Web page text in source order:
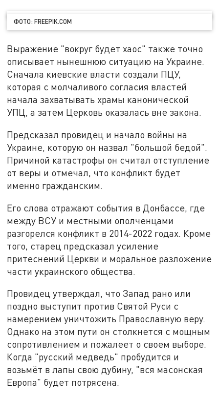
ФОТО: FREEPIK.COM
Выражение "вокруг будет хаос" также точно
описывает нынешнюю ситуацию на Украине.
Сначала киевские власти создали ПЦУ,
которая с молчаливого согласия властей
начала захватывать храмы канонической
УПЦ, а затем Церковь оказалась вне закона.
Предсказал провидец и начало войны на
Украине, которую он назвал "большой бедой".
Причиной катастрофы он считал отступление
от веры и отмечал, что конфликт будет
именно гражданским.
Его слова отражают события в Донбассе, где
между ВСУ и местными ополченцами
разгорелся конфликт в 2014-2022 годах. Кроме
того, старец предсказал усиление
притеснений Церкви и моральное разложение
части украинского общества.
Провидец утверждал, что Запад рано или
поздно выступит против Святой Руси с
намерением уничтожить Православную веру.
Однако на этом пути он столкнется с мощным
сопротивлением и пожалеет о своем выборе.
Когда "русский медведь" пробудится и
возьмёт в лапы свою дубину, "вся масонская
Европа" будет потрясена.